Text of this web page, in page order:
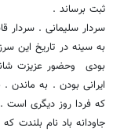
ثبت برساند .
سردار سلیمانی . سردار
به سینه در تاریخ این
بودی وحضور عزیزت
ایرانی بودن . به
که فردا روز دیگری است .
جاودانه باد نام بلندت